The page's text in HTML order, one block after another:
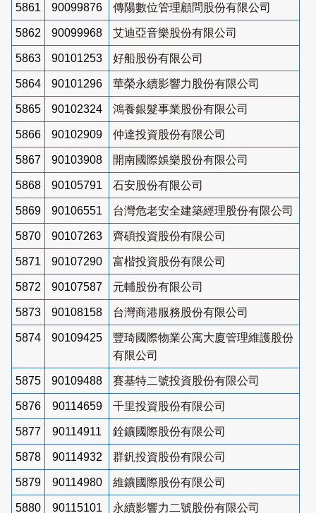
5861 90099876 傳陽數位管理顧問股份有限公司
5862 90099968 艾迪亞音樂股份有限公司
5863 90101253 好船股份有限公司
5864 90101296 華榮永續影響力股份有限公司
5865 90102324 鴻養銀髮事業股份有限公司
5866 90102909 仲達投資股份有限公司
5867 90103908 開南國際娛樂股份有限公司
5868 90105791 石安股份有限公司
5869 90106551 台灣危老安全建築經理股份有限公司
5870 90107263 齊碩投資股份有限公司
5871 90107290 富楷投資股份有限公司
5872 90107587 元輔股份有限公司
5873 90108158 台灣商港服務股份有限公司
5874 90109425
豐琦國際物業公寓大廈管理維護股份
有限公司
5875 90109488 賽基特二號投資股份有限公司
5876 90114659 千里投資股份有限公司
5877 90114911 銓鑛國際股份有限公司
5878 90114932 群釩投資股份有限公司
5879 90114980 維鑛國際股份有限公司
5880 90115101 永續影響力二號股份有限公司